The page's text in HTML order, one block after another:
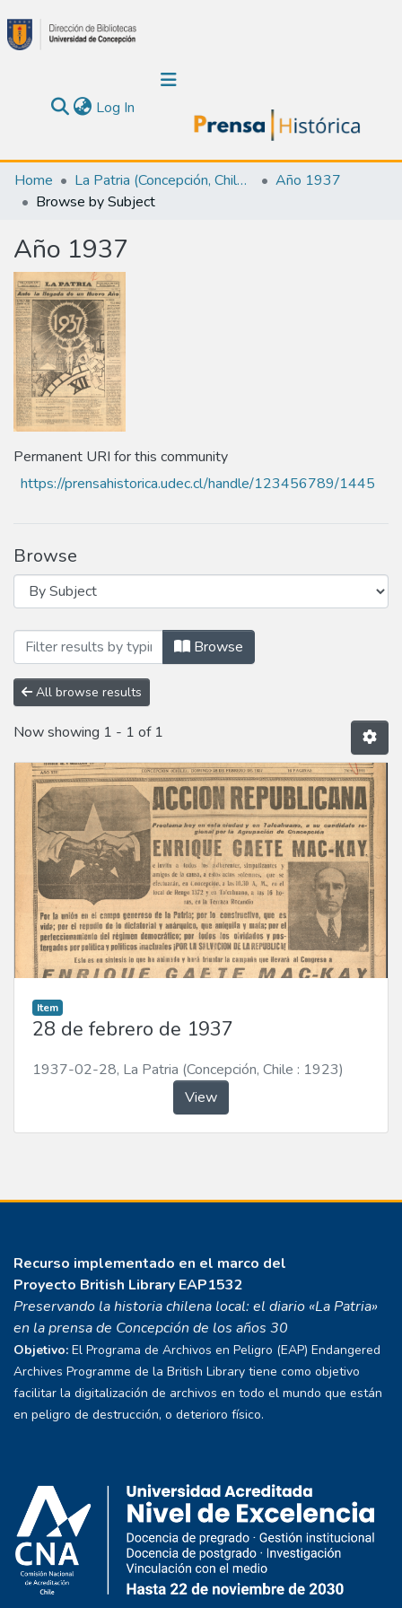
Log In(current)
Communities & Collections
Calendar
All of DSpace
Home La Patria (Concepción, Chile : 1923)
Año 1937
Browse by Subject
Año 1937
Permanent URI for this community
https://prensahistorica.udec.cl/handle/123456789/1445
Browse
Browsing Año 1937 by Subject
Browse
All browse results
Now showing 1 - 1 of 1
Item
28 de febrero de 1937
1937-02-28, La Patria (Concepción, Chile : 1923)
View
Recurso implementado en el marco del
Proyecto British Library EAP1532
Preservando la historia chilena local: el diario «La Patria»
en la prensa de Concepción de los años 30
Objetivo: El Programa de Archivos en Peligro (EAP) Endangered
Archives Programme de la British Library tiene como objetivo
facilitar la digitalización de archivos en todo el mundo que están
en peligro de destrucción, o deterioro físico.